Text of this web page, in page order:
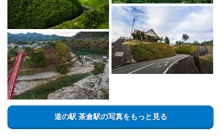
道の駅 茶倉駅の写真をもっと見る